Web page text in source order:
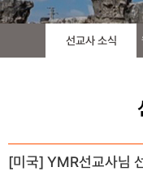
선교사 소식
[미국] YMR선교사님